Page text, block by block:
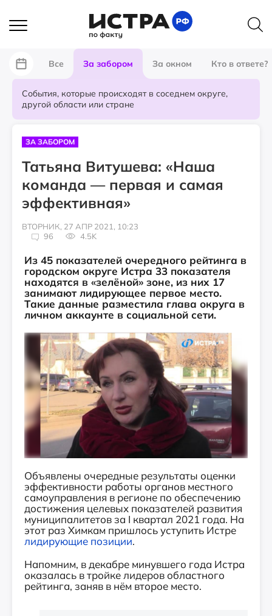
Все За забором За окном Кто в ответе?
События, которые происходят в соседнем округе,
другой области или стране
ЗА ЗАБОРОМ
Татьяна Витушева: «Наша
команда — первая и самая
эффективная»
ВТОРНИК, 27 АПР 2021, 10:23
96
4.5K
Из 45 показателей очередного рейтинга в
городском округе Истра 33 показателя
находятся в «зелёной» зоне, из них 17
занимают лидирующее первое место.
Такие данные разместила глава округа в
личном аккаунте в социальной сети.
Объявлены очередные результаты оценки
эффективности работы органов местного
самоуправления в регионе по обеспечению
достижения целевых показателей развития
муниципалитетов за I квартал 2021 года. На
этот раз Химкам пришлось уступить Истре
лидирующие позиции.
Напомним, в декабре минувшего года Истра
оказалась в тройке лидеров областного
рейтинга, заняв в нём второе место.